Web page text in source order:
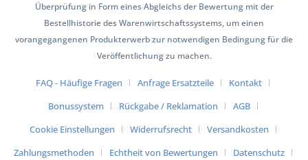
Überprüfung in Form eines Abgleichs der Bewertung mit der
Bestellhistorie des Warenwirtschaftssystems, um einen
vorangegangenen Produkterwerb zur notwendigen Bedingung für die
Veröffentlichung zu machen.
FAQ - Häufige Fragen Anfrage Ersatzteile
Kontakt
Bonussystem
Rückgabe / Reklamation
AGB
Cookie Einstellungen
Widerrufsrecht
Versandkosten
Zahlungsmethoden
Echtheit von Bewertungen
Datenschutz